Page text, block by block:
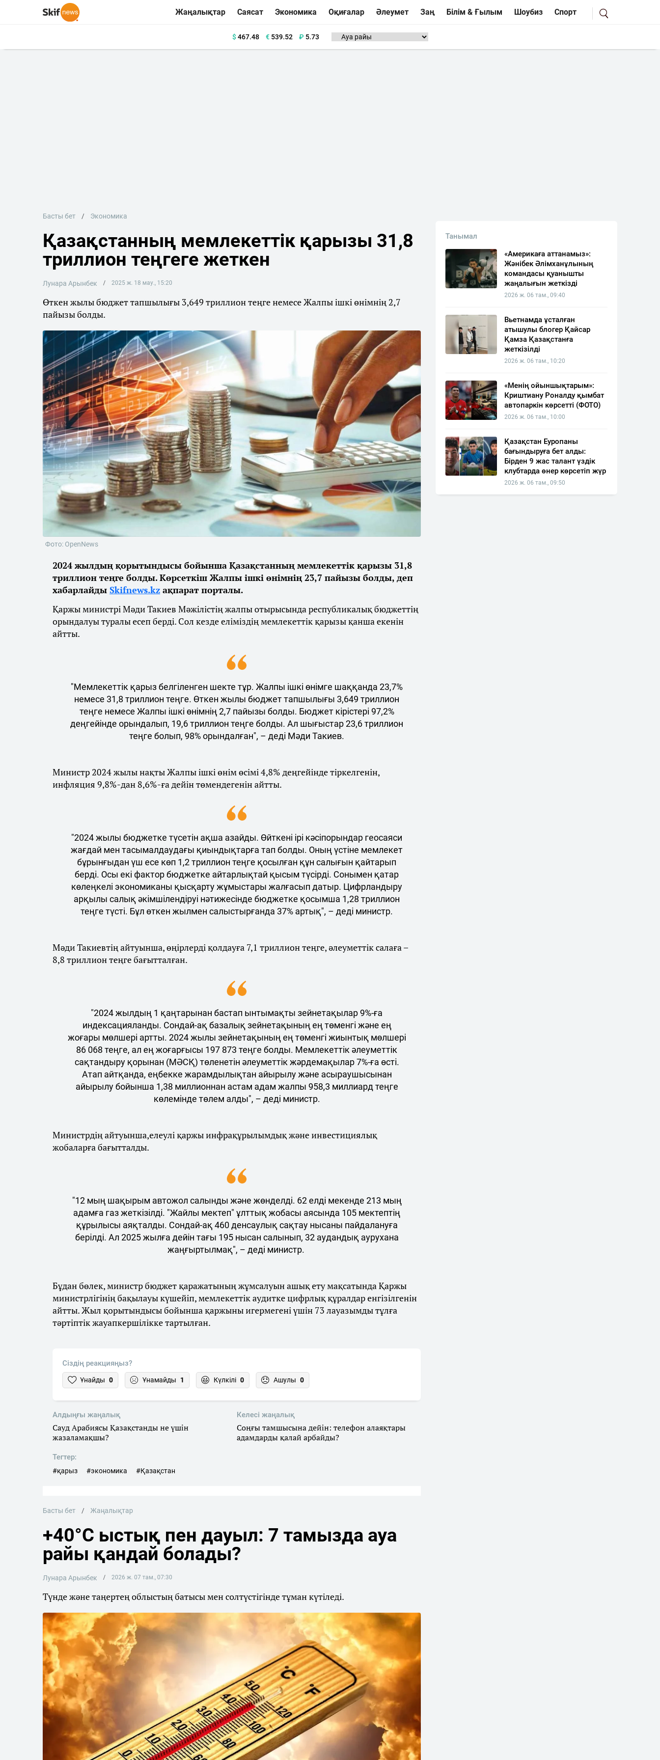
Жаңалықтар Саясат Экономика Оқиғалар Әлеумет Заң Білім & Ғылым Шоубиз Спорт
$467.48 €539.52 ₽ 5.73
Басты бет Экономика
Қазақстанның мемлекеттік қарызы 31,8
триллион теңгеге жеткен
Лунара Арынбек 2025 ж. 18 мау., 15:20
Өткен жылы бюджет тапшылығы 3,649 триллион теңге немесе Жалпы ішкі өнімнің 2,7
пайызы болды.
Фото: OpenNews
2024 жылдың қорытындысы бойынша Қазақстанның мемлекеттік қарызы 31,8
триллион теңге болды. Көрсеткіш Жалпы ішкі өнімнің 23,7 пайызы болды, деп
хабарлайды Skifnews.kz ақпарат порталы.
Қаржы министрі Мәди Такиев Мәжілістің жалпы отырысында республикалық бюджеттің
орындалуы туралы есеп берді. Сол кезде еліміздің мемлекеттік қарызы қанша екенін
айтты.
"Мемлекеттік қарыз белгіленген шекте тұр. Жалпы ішкі өнімге шаққанда 23,7%
немесе 31,8 триллион теңге. Өткен жылы бюджет тапшылығы 3,649 триллион
теңге немесе Жалпы ішкі өнімнің 2,7 пайызы болды. Бюджет кірістері 97,2%
деңгейінде орындалып, 19,6 триллион теңге болды. Ал шығыстар 23,6 триллион
теңге болып, 98% орындалған", – деді Мәди Такиев.
Министр 2024 жылы нақты Жалпы ішкі өнім өсімі 4,8% деңгейінде тіркелгенін,
инфляция 9,8%-дан 8,6%-ға дейін төмендегенін айтты.
"2024 жылы бюджетке түсетін ақша азайды. Өйткені ірі кәсіпорындар геосаяси
жағдай мен тасымалдаудағы қиындықтарға тап болды. Оның үстіне мемлекет
бұрынғыдан үш есе көп 1,2 триллион теңге қосылған құн салығын қайтарып
берді. Осы екі фактор бюджетке айтарлықтай қысым түсірді. Сонымен қатар
көлеңкелі экономиканы қысқарту жұмыстары жалғасып датыр. Цифрландыру
арқылы салық әкімшілендіруі нәтижесінде бюджетке қосымша 1,28 триллион
теңге түсті. Бұл өткен жылмен салыстырғанда 37% артық", – деді министр.
Мәди Такиевтің айтуынша, өңірлерді қолдауға 7,1 триллион теңге, әлеуметтік салаға –
8,8 триллион теңге бағытталған.
"2024 жылдың 1 қаңтарынан бастап ынтымақты зейнетақылар 9%-ға
индексацияланды. Сондай-ақ базалық зейнетақының ең төменгі және ең
жоғары мөлшері артты. 2024 жылы зейнетақының ең төменгі жиынтық мөлшері
86 068 теңге, ал ең жоғарғысы 197 873 теңге болды. Мемлекеттік әлеуметтік
сақтандыру қорынан (МӘСҚ) төленетін әлеуметтік жәрдемақылар 7%-ға өсті.
Атап айтқанда, еңбекке жарамдылықтан айырылу және асыраушысынан
айырылу бойынша 1,38 миллионнан астам адам жалпы 958,3 миллиард теңге
көлемінде төлем алды", – деді министр.
Министрдің айтуынша,елеулі қаржы инфрақұрылымдық және инвестициялық
жобаларға бағытталды.
"12 мың шақырым автожол салынды және жөнделді. 62 елді мекенде 213 мың
адамға газ жеткізілді. "Жайлы мектеп" ұлттық жобасы аясында 105 мектептің
құрылысы аяқталды. Сондай-ақ 460 денсаулық сақтау нысаны пайдалануға
берілді. Ал 2025 жылға дейін тағы 195 нысан салынып, 32 аудандық аурухана
жаңғыртылмақ", – деді министр.
Бұдан бөлек, министр бюджет қаражатының жұмсалуын ашық ету мақсатында Қаржы
министрлігінің бақылауы күшейіп, мемлекеттік аудитке цифрлық құралдар енгізілгенін
айтты. Жыл қорытындысы бойынша қаржыны игермегені үшін 73 лауазымды тұлға
тәртіптік жауапкершілікке тартылған.
Сіздің реакцияңыз?
Ұнайды 0 Ұнамайды 1 Күлкілі 0 Ашулы 0
Алдыңғы жаңалық
Сауд Арабиясы Қазақстанды не үшін
жазаламақшы?
Келесі жаңалық
Соңғы тамшысына дейін: телефон алаяқтары
адамдарды қалай арбайды?
Тегтер:
#қарыз #экономика #Қазақстан
Басты бет Жаңалықтар
+40°C ыстық пен дауыл: 7 тамызда ауа
райы қандай болады?
Лунара Арынбек 2026 ж. 07 там., 07:30
Түнде және таңертең облыстың батысы мен солтүстігінде тұман күтіледі.
Танымал
«Америкаға аттанамыз»:
Жәнібек Әлімханұлының
командасы қуанышты
жаңалығын жеткізді
2026 ж. 06 там., 09:40
Вьетнамда ұсталған
атышулы блогер Қайсар
Қамза Қазақстанға
жеткізілді
2026 ж. 06 там., 10:20
«Менің ойыншықтарым»:
Криштиану Роналду қымбат
автопаркін көрсетті (ФОТО)
2026 ж. 06 там., 10:00
Қазақстан Еуропаны
бағындыруға бет алды:
Бірден 9 жас талант үздік
клубтарда өнер көрсетіп жүр
2026 ж. 06 там., 09:50